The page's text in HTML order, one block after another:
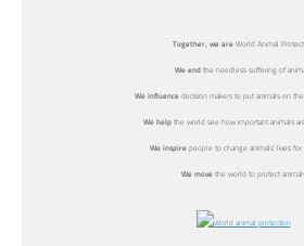
Together, we are World Animal
We end the needless suffering of
We influence decision makers to put animals on
We help the world see how important animals
We inspire people to change animals’ lives
We move the world to protect